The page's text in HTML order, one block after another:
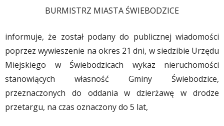
BURMISTRZ MIASTA ŚWIEBODZICE
informuje, że został podany do publicznej wiadomości
poprzez wywieszenie na okres 21 dni, w siedzibie Urzędu
Miejskiego w Świebodzicach wykaz nieruchomości
stanowiących własność Gminy Świebodzice,
przeznaczonych do oddania w dzierżawę w drodze
przetargu, na czas oznaczony do 5 lat,